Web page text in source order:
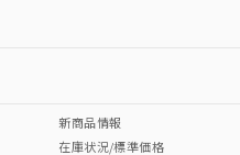
新商品情報
在庫状況/標準価格